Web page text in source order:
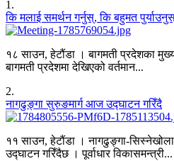
1 .
कि मलाई समर्थन गर्नुस्, कि बहुमत
१८ साउन, हेटौंडा । बागमती प्रदेशका
बागमती प्रदेशमा देखिएको वर्तमान...
2.
नागढुङ्गा सुरुङमार्ग आज उद्घाटन गरिँदै
११ साउन, हेटौंडा । नागढुङ्गा-
उद्घाटन गरिँदैछ । पूर्वाधार विकासमन्त्री...